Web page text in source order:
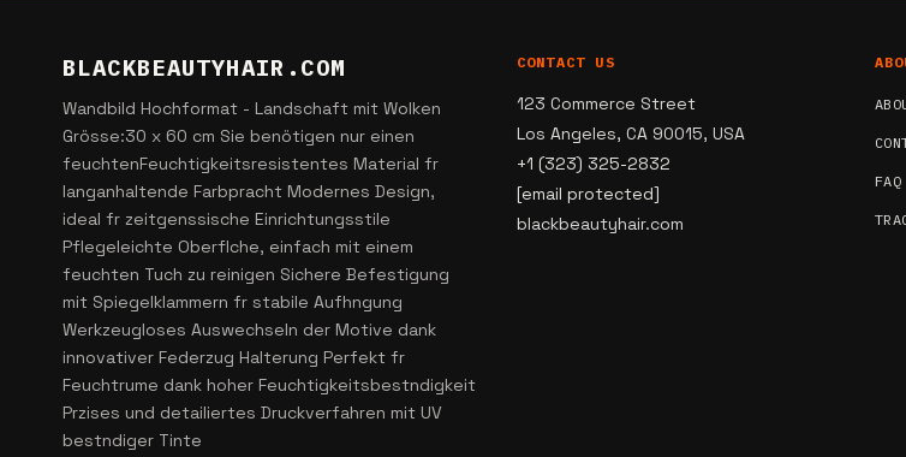
BLACKBEAUTYHAIR.COM
Wandbild Hochformat - Landschaft mit Wolken
Grösse:30 x 60 cm Sie benötigen nur einen
feuchtenFeuchtigkeitsresistentes Material fr
langanhaltende Farbpracht Modernes Design,
ideal fr zeitgenssische Einrichtungsstile
Pflegeleichte Oberflche, einfach mit einem
feuchten Tuch zu reinigen Sichere Befestigung
mit Spiegelklammern fr stabile Aufhngung
Werkzeugloses Auswechseln der Motive dank
innovativer Federzug Halterung Perfekt fr
Feuchtrume dank hoher Feuchtigkeitsbestndigkeit
Przises und detailiertes Druckverfahren mit UV
bestndiger Tinte
CONTACT US
123 Commerce Street
Los Angeles, CA 90015, USA
+1 (323) 325-2832
[email protected]
blackbeautyhair.com
FAQ